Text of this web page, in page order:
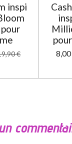
inspi
€